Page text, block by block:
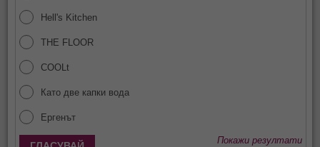
Hell's Kitchen
THE FLOOR
COOLt
Като две капки вода
Ергенът
Покажи резултати